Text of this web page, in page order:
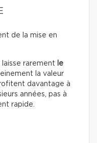
de la mise en
rarement
le
la valeur
davantage à
années, pas à
rapide.